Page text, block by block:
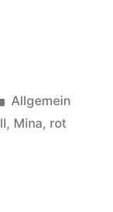
Veröffentlicht
unter
Allgemein
, Mina, rot